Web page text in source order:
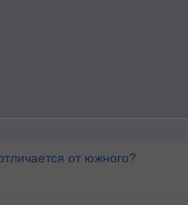
от южного?